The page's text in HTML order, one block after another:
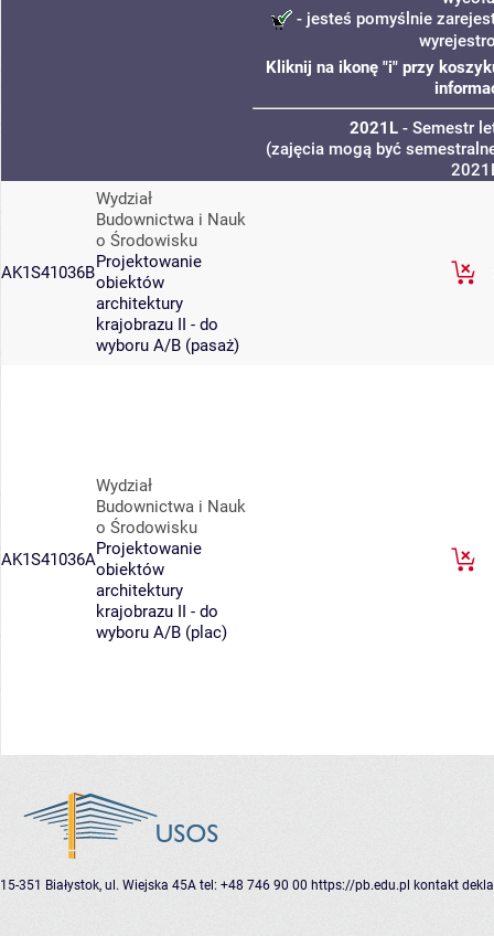
- jesteś pomyślnie
Kliknij na ikonę "i" przy
2021L - Semestr
(zajęcia mogą być
AK1S41036B
Wydział
Budownictwa i Nauk
o Środowisku
Projektowanie
obiektów
architektury
krajobrazu II - do
wyboru A/B (pasaż)
AK1S41036A
Wydział
Budownictwa i Nauk
o Środowisku
Projektowanie
obiektów
architektury
krajobrazu II - do
wyboru A/B (plac)
15-351 Białystok, ul. Wiejska 45A tel: +48 746 90 00 https://pb.edu.pl kontakt